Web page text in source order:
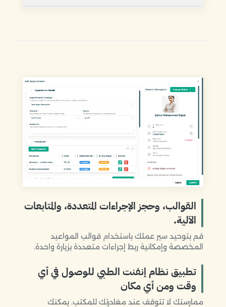
القوالب، وحجز الإجراءات المتعددة، والمتابعات
الآلية.
قم بتوحيد سير عملك باستخدام قوالب المواعيد
المخصصة وإمكانية ربط إجراءات متعددة بزيارة واحدة.
تطبيق نظام إنفنت الطبي للوصول في أي
وقت ومن أي مكان
ممارستك لا تتوقف عند مغادرتك للمكتب. يمكنك